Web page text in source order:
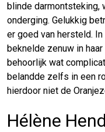
blinde darmontsteking,
onderging. Gelukkig
er goed van hersteld.
beknelde zenuw in
behoorlijk wat
belandde zelfs in een
hierdoor niet de
Hélène